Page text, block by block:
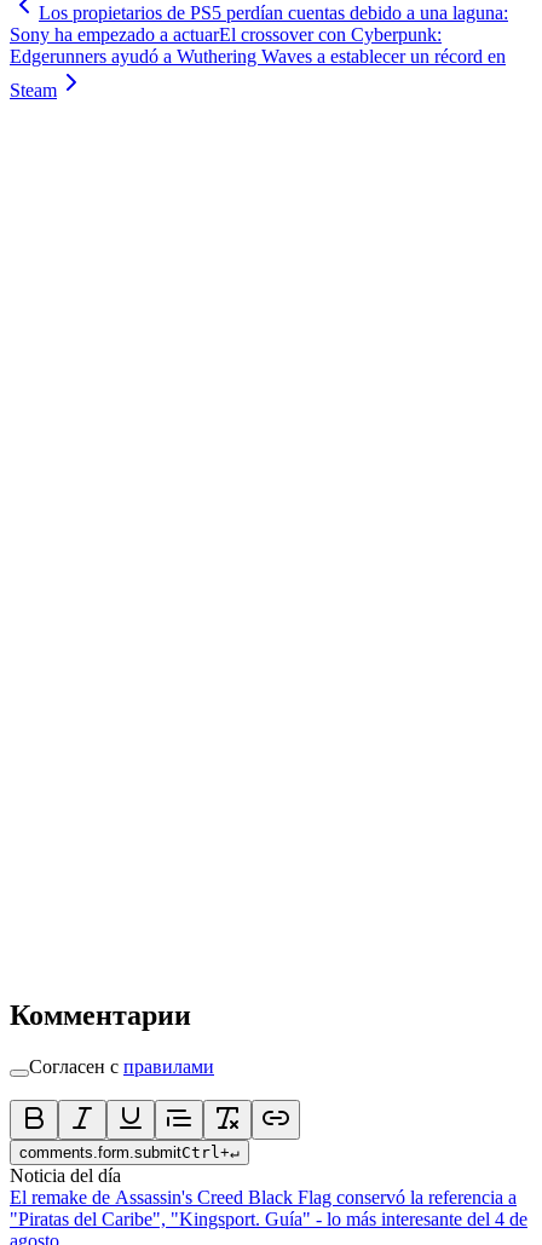
Los propietarios de PS5 perdían cuentas debido a una laguna:
Sony ha empezado a actuarEl crossover con Cyberpunk:
Edgerunners ayudó a Wuthering Waves a establecer un récord en
Steam
Комментарии
Согласен с правилами
comments.form.submitCtrl +↵
Noticia del día
El remake de Assassin's Creed Black Flag conservó la referencia a
"Piratas del Caribe", "Kingsport. Guía" - lo más interesante del 4 de
agosto